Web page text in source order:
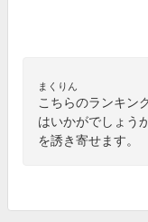
まくりん
こちらのランキン
はいかがでしょう
を誘き寄せます。